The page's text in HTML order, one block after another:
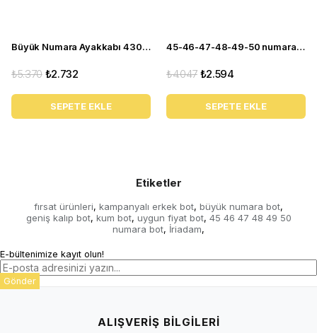
Büyük Numara Ayakkabı 4308-BORDO
₺2.732
₺5.370
SEPETE EKLE
45-46-47-48-49-50 numara 4360 EVA Mavi Büyük Numara Ayakkabı
₺2.594
₺4.047
SEPETE EKLE
Etiketler
fırsat ürünleri, kampanyalı erkek bot, büyük numara bot,
geniş kalıp bot, kum bot, uygun fiyat bot, 45 46 47 48 49 50
numara bot, İriadam,
E-bültenimize kayıt olun!
Gönder
ALIŞVERİŞ BİLGİLERİ